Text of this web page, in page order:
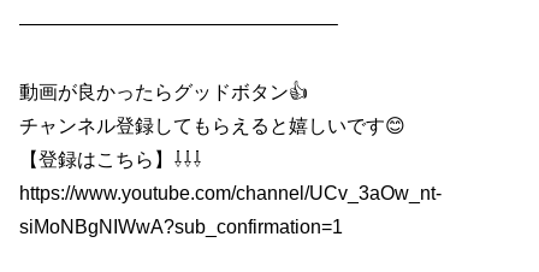
————————————————–
動画が良かったらグッドボタン👍
チャンネル登録してもらえると嬉しいです😊
【登録はこちら】⇩⇩⇩
https://www.youtube.com/channel/UCv_3aOw_nt-
siMoNBgNIWwA?sub_confirmation=1